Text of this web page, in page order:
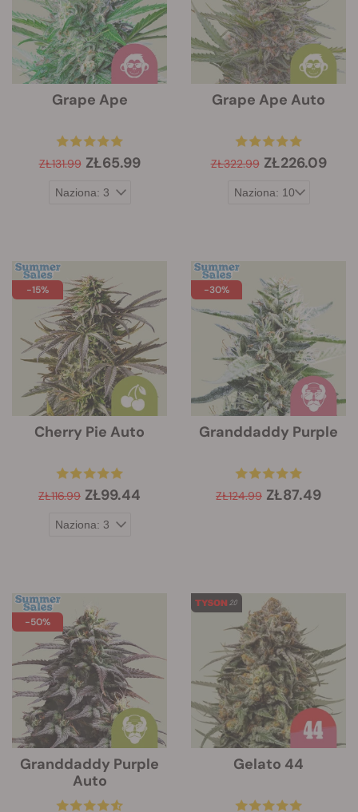
Grape Ape
ZŁ131.99 ZŁ65.99
Grape Ape Auto
ZŁ322.99 ZŁ226.09
-15%
Cherry Pie Auto
ZŁ116.99 ZŁ99.44
-30%
Granddaddy Purple
ZŁ124.99 ZŁ87.49
-50%
Granddaddy Purple
Auto
Gelato 44